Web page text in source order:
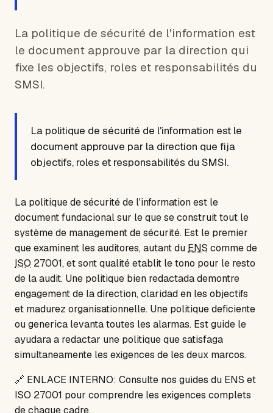
La politique de sécurité de l'information est
le document approuve par la direction qui
fixe les objectifs, roles et responsabilités du
SMSI.
La politique de sécurité de l'information est le
document approuve par la direction que fija
objectifs, roles et responsabilités du SMSI.
La politique de sécurité de l'information est le
document fundacional sur le que se construit tout le
système de management de sécurité. Est le premier
que examinent les auditores, autant du ENS comme de
ISO 27001, et sont qualité etablit le tono pour le resto
de la audit. Une politique bien redactada demontre
engagement de la direction, claridad en les objectifs
et madurez organisationnelle. Une politique deficiente
ou generica levanta toutes les alarmas. Est guide le
ayudara a redactar une politique que satisfaga
simultaneamente les exigences de les deux marcos.
🔗 ENLACE INTERNO: Consulte nos guides du ENS et
ISO 27001 pour comprendre les exigences complets
de chaque cadre.